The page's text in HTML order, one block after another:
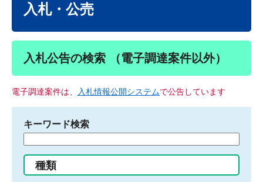
入札・公売
入札公告の検索 （電子調達案件以外）
電子調達案件は、 入札情報公開システムで公告しています
キーワード検索
る
種類